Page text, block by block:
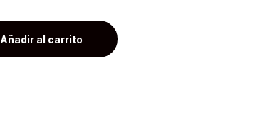
Añadir al carrito